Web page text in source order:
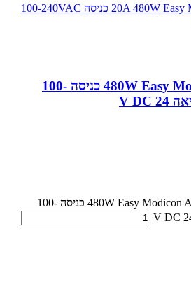
ספק כוח 480W Easy Modicon ABL2 כניסה 100-
כמות של ספק כוח 480W Easy Modicon ABL2 כניסה 100-